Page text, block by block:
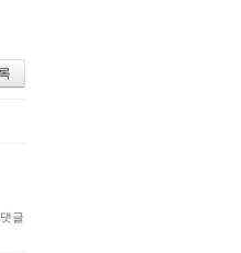
댓글